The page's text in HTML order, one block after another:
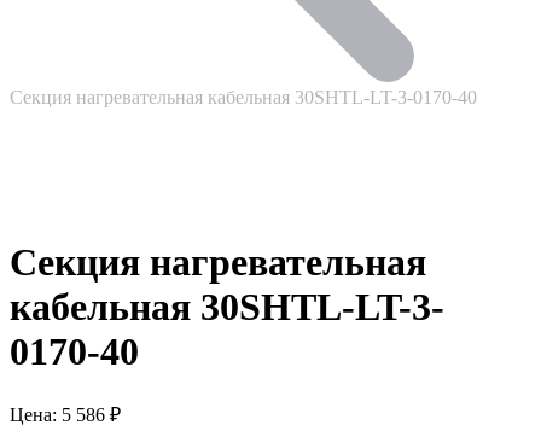
Секция нагревательная кабельная 30SHTL-LT-3-0170-40
Секция нагревательная
кабельная 30SHTL-LT-3-
0170-40
Цена: 5 586 ₽